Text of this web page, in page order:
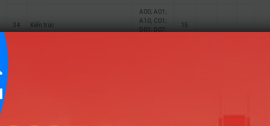
34 Kiến trúc
A00; A01;
A10; C01;
D01; D07;
15